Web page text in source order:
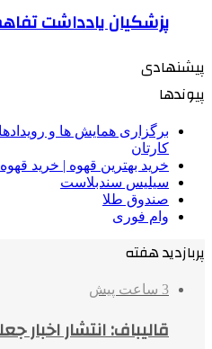
پزشکیان یادداشت
پیشنهادی
پیوندها
برگزاری همایش ها و
کارتان
خرید بهترین قهوه | خرید
سیلیس سندبلاست
صندوق طلا
وام فوری
پربازدید هفته
3 ساعت پیش
قالیباف: انتشار